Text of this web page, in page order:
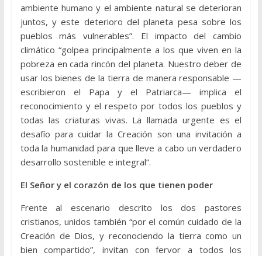
ambiente humano y el ambiente natural se deterioran
juntos, y este deterioro del planeta pesa sobre los
pueblos más vulnerables”. El impacto del cambio
climático “golpea principalmente a los que viven en la
pobreza en cada rincón del planeta. Nuestro deber de
usar los bienes de la tierra de manera responsable —
escribieron el Papa y el Patriarca— implica el
reconocimiento y el respeto por todos los pueblos y
todas las criaturas vivas. La llamada urgente es el
desafío para cuidar la Creación son una invitación a
toda la humanidad para que lleve a cabo un verdadero
desarrollo sostenible e integral”.
El Señor y el corazón de los que tienen poder
Frente al escenario descrito los dos pastores
cristianos, unidos también “por el común cuidado de la
Creación de Dios, y reconociendo la tierra como un
bien compartido”, invitan con fervor a todos los